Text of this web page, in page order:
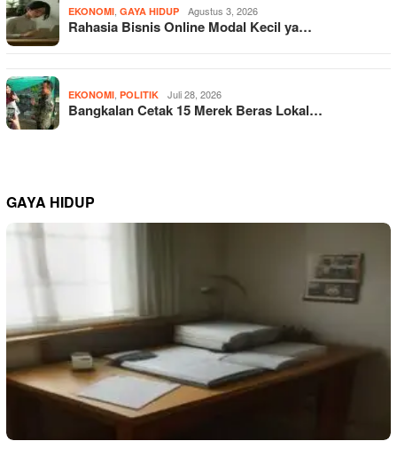
EKONOMI GAYA HIDUP Agustus 3, 2026
Rahasia Bisnis Online Modal Kecil ya…
EKONOMI POLITIK Juli 28, 2026
Bangkalan Cetak 15 Merek Beras Lokal…
GAYA HIDUP